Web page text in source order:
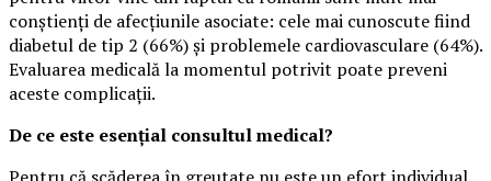
conștienți de afecțiunile asociate: cele mai cunoscute fiind
diabetul de tip 2 (66%) și problemele cardiovasculare (64%).
Evaluarea medicală la momentul potrivit poate preveni
aceste complicații.
De ce este esențial consultul medical?